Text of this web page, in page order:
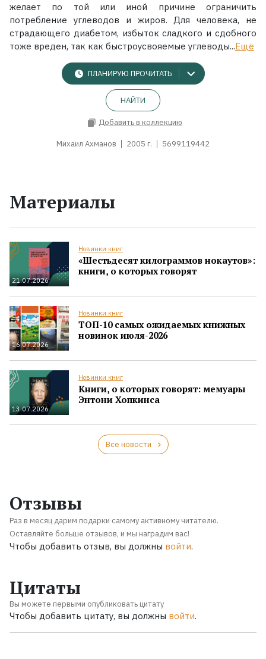
желает по той или иной причине ограничить
потребление углеводов и жиров. Для человека, не
страдающего диабетом, избыток сладкого и сдобного
тоже вреден, так как быстроусвояемые углеводы...Ещё
ПЛАНИРУЮ ПРОЧИТАТЬ
НАЙТИ
Добавить в коллекцию
Михаил Ахманов 2005 г. 5699119442
Материалы
21.07.2026
Новинки книг
«Шестьдесят килограммов нокаутов»:
книги, о которых говорят
16.07.2026
Новинки книг
ТОП-10 самых ожидаемых книжных
новинок июля-2026
13.07.2026
Новинки книг
Книги, о которых говорят: мемуары
Энтони Хопкинса
Все новости
Отзывы
Раз в месяц дарим подарки самому активному читателю.
Оставляйте больше отзывов, и мы наградим вас!
Чтобы добавить отзыв, вы должны войти.
Цитаты
Вы можете первыми опубликовать цитату
Чтобы добавить цитату, вы должны войти.